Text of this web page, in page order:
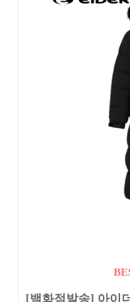
[백화점발송] 아이